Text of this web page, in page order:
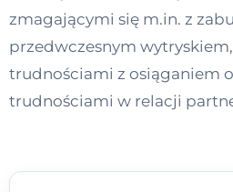
Dla specjalistów
Kontakt
Dołącz do
zmagającymi się m.in. z
przedwczesnym
trudnościami z osiąganiem
trudnościami w relacji